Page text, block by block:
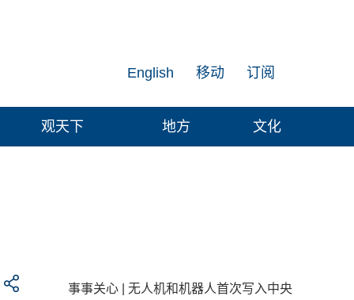
订阅
移动
English
观天下 地方 文化
事事关心 | 无人机和机器人首次写入中央